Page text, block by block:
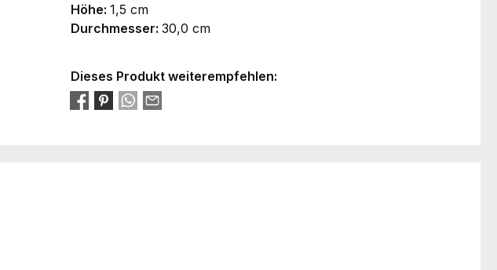
Höhe: 1,5 cm
Durchmesser: 30,0 cm
Dieses Produkt weiterempfehlen: